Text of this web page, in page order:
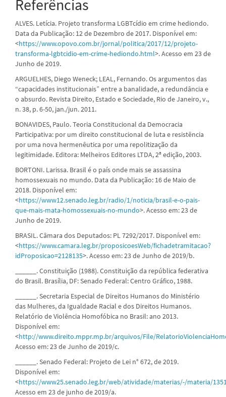
Referências
ALVES. Letícia. Projeto transforma LGBTcídio em crime hediondo.
Data da Publicação: 12 de Dezembro de 2017. Disponível em:
<https://www.opovo.com.br/jornal/politica/2017/12/projeto-
transforma-lgbtcidio-em-crime-hediondo.html>. Acesso em 23 de
Junho de 2019.
ARGUELHES, Diego Weneck; LEAL, Fernando. Os argumentos das
“capacidades institucionais” entre a banalidade, a redundância e
o absurdo. Revista Direito, Estado e Sociedade, Rio de Janeiro, v.,
n. 38, p. 6-50, jan./jun. 2011.
BONAVIDES, Paulo. Teoria Constitucional da Democracia
Participativa: por um direito constitucional de luta e resistência
por uma nova hermenêutica por uma repolitização da
legitimidade. Editora: Melheiros Editores LTDA, 2ª edição, 2003.
BORTONI. Larissa. Brasil é o país onde mais se assassina
homossexuais no mundo. Data da Publicação: 16 de Maio de
2018. Disponível em:
<https://www12.senado.leg.br/radio/1/noticia/brasil-e-o-pais-
que-mais-mata-homossexuais-no-mundo>. Acesso em: 23 de
Junho de 2019.
BRASIL. Câmara dos Deputados: PL 7292/2017. Disponível em:
<https://www.camara.leg.br/proposicoesWeb/fichadetramitacao?
idProposicao=2128135>. Acesso em: 23 de Junho de 2019/b.
______. Constituição (1988). Constituição da república federativa
do Brasil. Brasília, DF: Senado Federal: Centro Gráfico, 1988.
______. Secretaria Especial de Direitos Humanos do Ministério
das Mulheres, da Igualdade Racial e dos Direitos Humanos.
Relatório de Violência Homofóbica no Brasil: ano 2013.
Disponível em:
<http://www.direito.mppr.mp.br/arquivos/File/
Acesso em: 23 de Junho de 2019/c.
______. Senado Federal: Projeto de Lei n° 672, de 2019.
Disponível em:
<https://www25.senado.leg.br/web/atividade/materias/-/materia/
Acesso em 23 de junho de 2019/a.